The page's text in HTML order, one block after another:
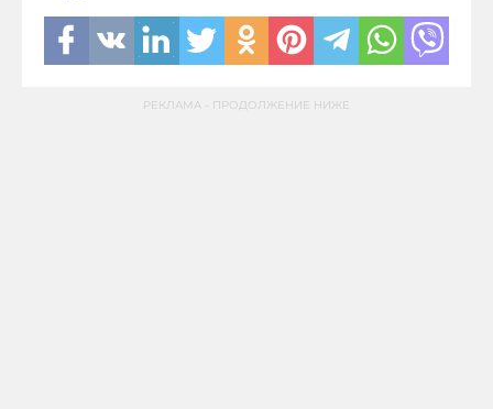
РЕКЛАМА - ПРОДОЛЖЕНИЕ НИЖЕ